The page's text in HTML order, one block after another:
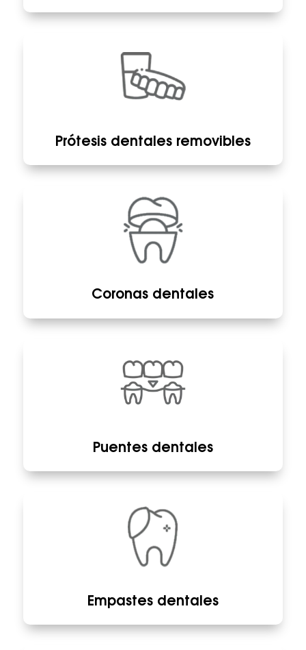
Prótesis dentales removibles
Coronas dentales
Puentes dentales
Empastes dentales